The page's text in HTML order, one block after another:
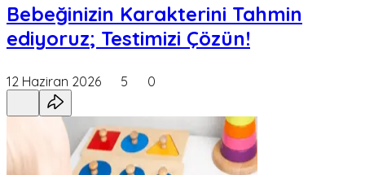
Bebeğinizin Karakterini Tahmin
ediyoruz; Testimizi Çözün!
12 Haziran 2026 5 0